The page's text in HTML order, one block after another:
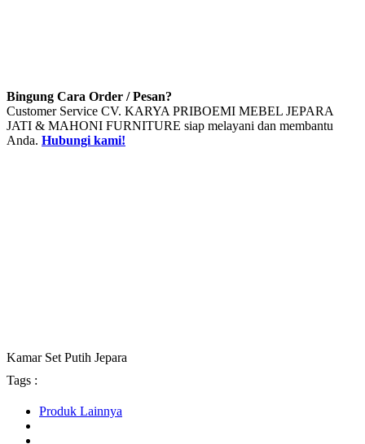
Bingung Cara Order / Pesan?
Customer Service CV. KARYA PRIBOEMI MEBEL JEPARA
JATI & MAHONI FURNITURE siap melayani dan membantu
Anda. Hubungi kami!
Kamar Set Putih Jepara
Tags :
Produk Lainnya